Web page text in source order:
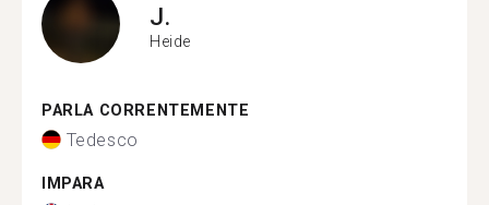
J.
Heide
PARLA CORRENTEMENTE
Tedesco
IMPARA